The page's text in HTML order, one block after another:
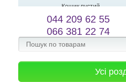
Кошик пустий
salessameto@gmail.com
Зворотній зв'язок
044 209 62 55
066 381 22 74
Усі